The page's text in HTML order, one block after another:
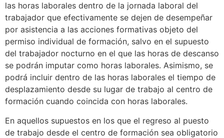
las horas laborales dentro de la jornada laboral del
trabajador que efectivamente se dejen de desempeñar
por asistencia a las acciones formativas objeto del
permiso individual de formación, salvo en el supuesto
del trabajador nocturno en el que las horas de descanso
se podrán imputar como horas laborales. Asimismo, se
podrá incluir dentro de las horas laborales el tiempo de
desplazamiento desde su lugar de trabajo al centro de
formación cuando coincida con horas laborales.
En aquellos supuestos en los que el regreso al puesto
de trabajo desde el centro de formación sea obligatorio